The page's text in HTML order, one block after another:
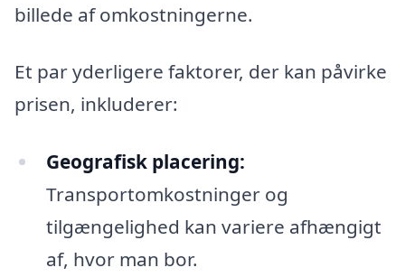
billede af omkostningerne.
Et par yderligere faktorer, der kan påvirke
prisen, inkluderer:
Geografisk placering:
Transportomkostninger og
tilgængelighed kan variere afhængigt
af, hvor man bor.